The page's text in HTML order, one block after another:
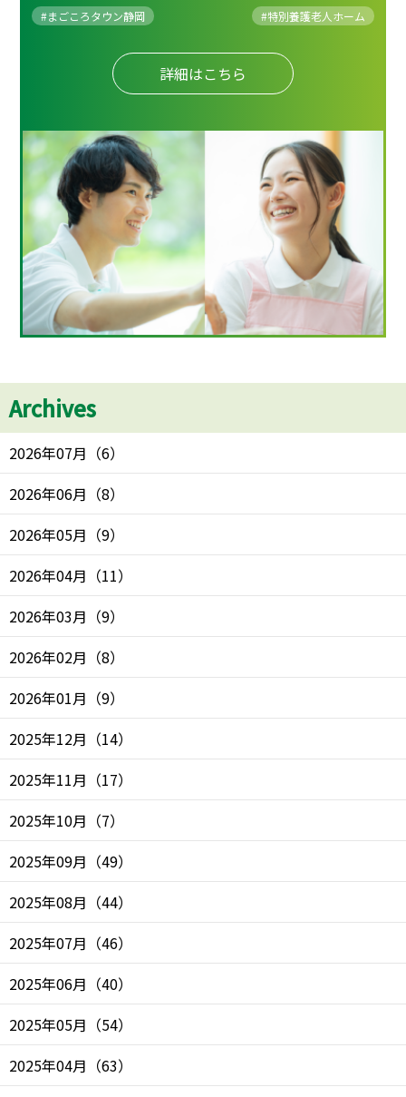
#まごころタウン静岡 #特別養護老人ホーム
詳細はこちら
Archives
2026年07月 （6）
2026年06月 （8）
2026年05月 （9）
2026年04月 （11）
2026年03月 （9）
2026年02月 （8）
2026年01月 （9）
2025年12月 （14）
2025年11月 （17）
2025年10月 （7）
2025年09月 （49）
2025年08月 （44）
2025年07月 （46）
2025年06月 （40）
2025年05月 （54）
2025年04月 （63）